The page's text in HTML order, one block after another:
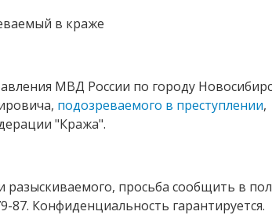
МВД России по городу
подозреваемого в преступлении,
"Кража".
разыскиваемого, просьба сообщить в
87. Конфиденциальность гарантируется.